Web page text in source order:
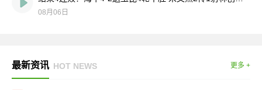
08月06日
最新资讯 HOT NEWS 更多 +